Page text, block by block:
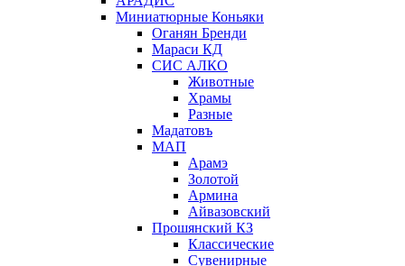
Миниатюрные Коньяки
Оганян Бренди
Мараси КД
СИС АЛКО
Животные
Храмы
Разные
Мадатовъ
МАП
Арамэ
Золотой
Армина
Айвазовский
Прошянский КЗ
Классические
Сувенирные